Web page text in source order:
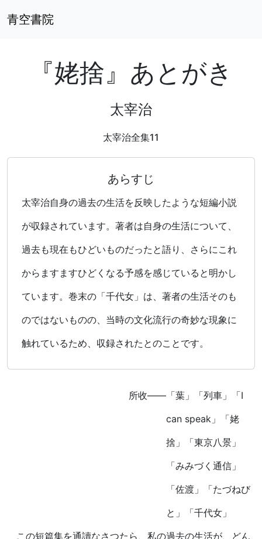
青空書院
『姥捨』あとがき
太宰治
太宰治全集11
あらすじ
太宰治自身の過去の生活を反映したような短編小説
が収録されています。著者は自身の生活について、
過去も現在もひどいものだったと語り、さらにこれ
からますますひどくなる予感を感じていると明かし
ています。巻末の「千代女」は、著者の生活そのも
のではないものの、当時の文化流行の奇妙な現象に
触れているため、収録されたとのことです。
所收――「葉」「列車」「I
can speak」「姥
捨」「東京八景」
「みみづく通信」
「佐渡」「たづねび
と」「千代女」
この短篇集を通讀なさつたら、私の過去の生活が、どん